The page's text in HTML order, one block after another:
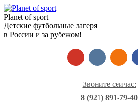
Planet of sport
Детские футбольные лагеря
в России и за рубежом!
Звоните сейчас:
8 (921) 891-79-40